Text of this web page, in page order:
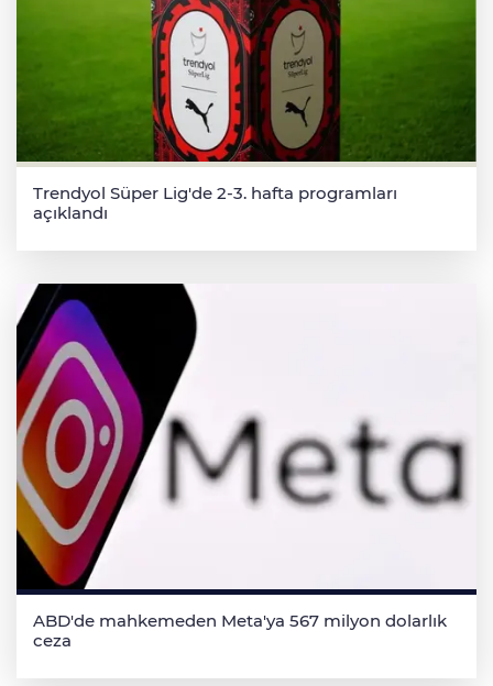
Trendyol Süper Lig'de 2-3. hafta programları
açıklandı
ABD'de mahkemeden Meta'ya 567 milyon dolarlık
ceza